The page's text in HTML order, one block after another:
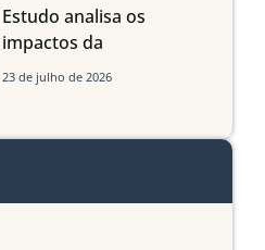
Estudo analisa os
impactos da
infraestrutura logística
do Sul
23 de julho de 2026